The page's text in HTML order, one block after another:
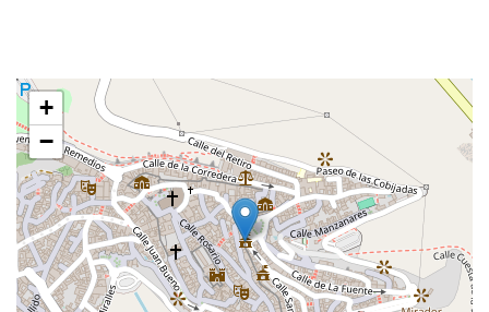
+
−